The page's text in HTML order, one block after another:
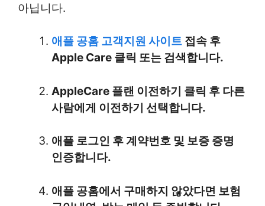
아닙니다.
애플 공홈 고객지원 사이트 접속 후
Apple Care 클릭 또는 검색합니다.
AppleCare 플랜 이전하기 클릭 후 다른
사람에게 이전하기 선택합니다.
애플 로그인 후 계약번호 및 보증 증명
인증합니다.
애플 공홈에서 구매하지 않았다면 보험